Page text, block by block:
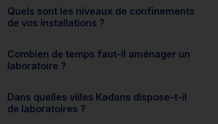
Quels sont les niveaux de confinements
de vos installations ?
Combien de temps faut-il aménager un
laboratoire ?
Dans quelles villes Kadans dispose-t-il
de laboratoires ?